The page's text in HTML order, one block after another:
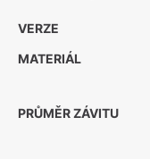
VERZE
MATERIÁL
PRŮMĚR ZÁVITU